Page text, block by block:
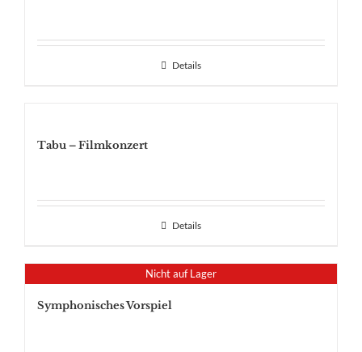
Details
Tabu – Filmkonzert
Details
Nicht auf Lager
Symphonisches Vorspiel